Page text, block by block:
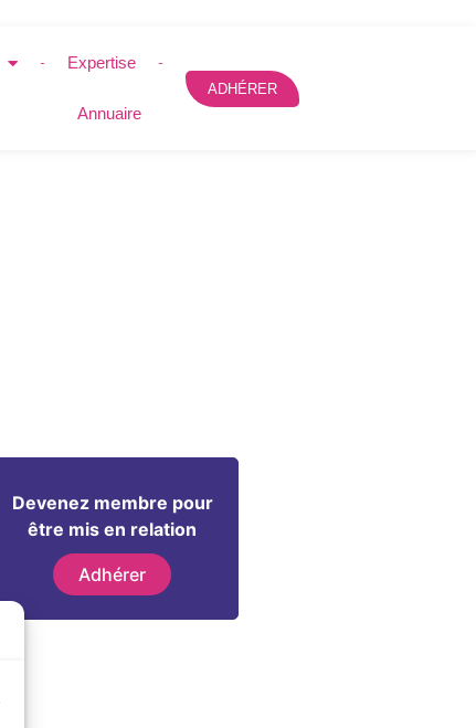
Expertise
Annuaire
ADHÉRER
Devenez membre pour
être mis en relation
Adhérer